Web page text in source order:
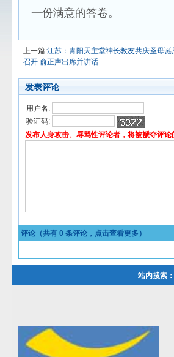
一份满意的答卷。
上一篇:江苏：青阳天主堂神长教友共庆圣母诞
召开 俞正声出席并讲话
发表评论
用户名:
验证码:
发布人身攻击、辱骂性评论者，将被褫夺评论
评论（共有 0 条评论，点击查看更多）
站内搜索：